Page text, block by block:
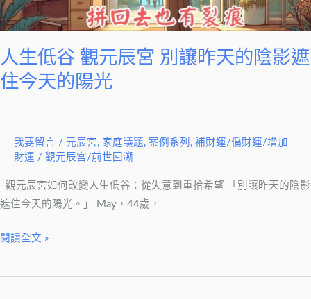
人生低谷 觀元辰宮 別讓昨天的陰影遮
住今天的陽光
我要留言 / 元辰宮, 家庭議題, 案例系列 , 補財運/偏財運/增加
財運 / 觀元辰宮/前世回溯
觀元辰宮如何改變人生低谷：從失意到重拾希望 「別讓昨天的陰影
遮住今天的陽光。」 May，44歲，
別
讓
昨
天
的
今
天
陽
閱讀全文 »